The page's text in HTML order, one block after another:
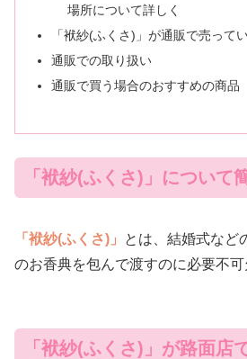
場所について詳しく
「袱紗(ふくさ)」が通販で売って
通販での取り扱い
通販で買う場合のおすすめの商品
「袱紗(ふくさ)」について
「袱紗(ふくさ)」
とは、結婚式など
のお香典を包んで渡すのに必要不可
「袱紗(ふくさ)」が路面店